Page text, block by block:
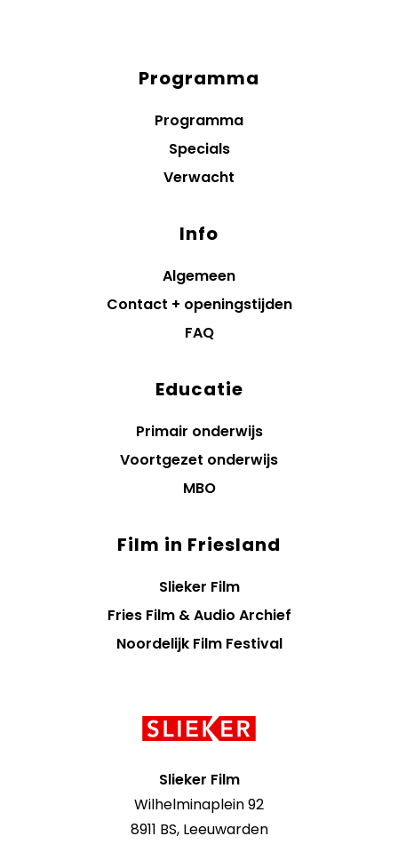
Programma
Programma
Specials
Verwacht
Info
Algemeen
Contact + openingstijden
FAQ
Educatie
Primair onderwijs
Voortgezet onderwijs
MBO
Film in Friesland
Slieker Film
Fries Film & Audio Archief
Noordelijk Film Festival
Slieker Film
Wilhelminaplein 92
8911 BS, Leeuwarden